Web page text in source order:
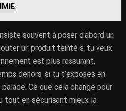
souvent à poser d’abord un
un produit teinté si tu veux
est plus rassurant,
dehors, si tu t’exposes en
Ce que cela change pour
tout en sécurisant mieux la